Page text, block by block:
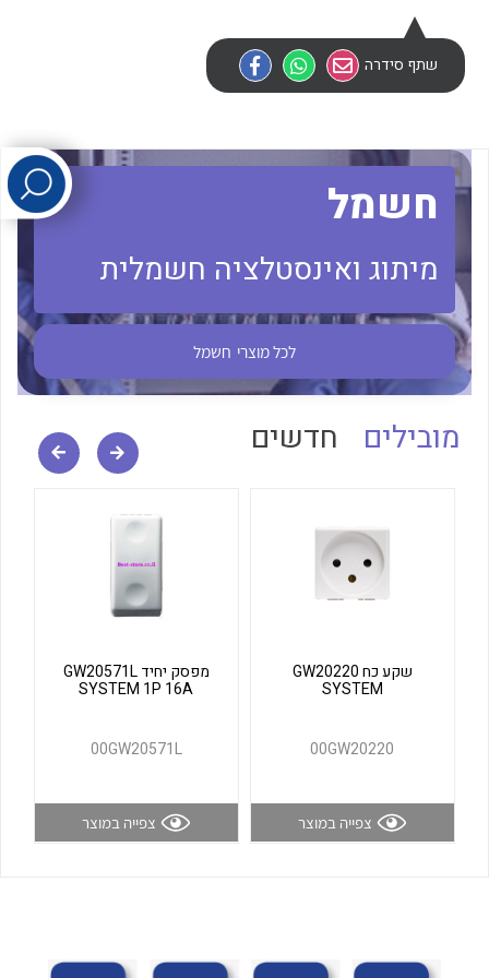
לכל מוצרי היצרן
לכל מוצרי היצרן לכל מוצרי היצרן
לכל מוצרי היצרן לכל מוצרי היצרן
שתף סידרה
חשמל
מיתוג ואינסטלציה חשמלית
לכל מוצרי חשמל
מובילים חדשים
שקע כח GW20220
SYSTEM
00GW20220
צפייה במוצר
מפסק יחיד GW20571L
SYSTEM 1P 16A
00GW20571L
צפייה במוצר